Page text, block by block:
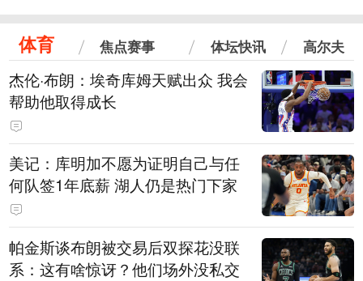
体育 焦点赛事 体坛快讯 高尔夫
杰伦·布朗：埃奇库姆天赋出众 我会
帮助他取得成长
美记：库明加不愿为证明自己与任
何队签1年底薪 湖人仍是热门下家
帕金斯谈布朗被交易后双探花没联
系：这有啥惊讶？他们场外没私交